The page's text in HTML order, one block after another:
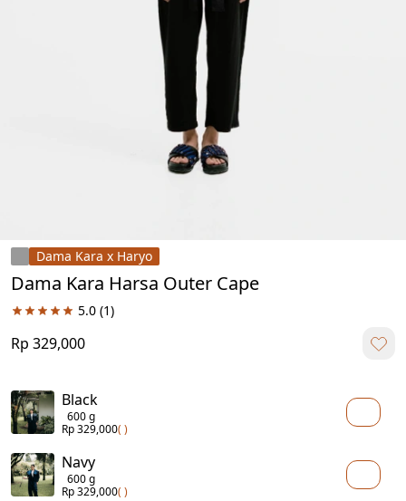
Dama Kara x Haryo
Dama Kara Harsa Outer Cape
5.0 (1)
Rp 329,000
Black
600 g
Rp 329,000( )
Navy
600 g
Rp 329,000( )